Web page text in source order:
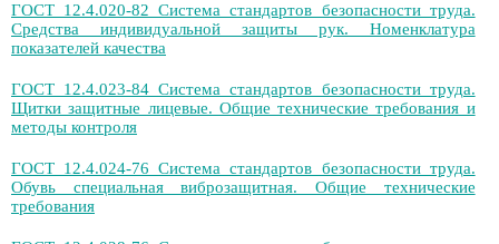
ГОСТ 12.4.020-82 Система стандартов безопасности труда.
Средства индивидуальной защиты рук. Номенклатура
показателей качества
ГОСТ 12.4.023-84 Система стандартов безопасности труда.
Щитки защитные лицевые. Общие технические требования и
методы контроля
ГОСТ 12.4.024-76 Система стандартов безопасности труда.
Обувь специальная виброзащитная. Общие технические
требования